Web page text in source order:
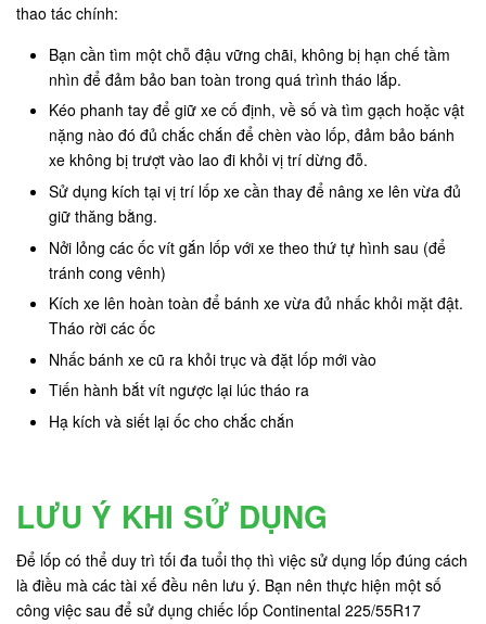
thao tác chính:
Bạn cần tìm một chỗ đậu vững chãi, không bị hạn chế tầm
nhìn để đảm bảo ban toàn trong quá trình tháo lắp.
Kéo phanh tay để giữ xe cố định, về số và tìm gạch hoặc vật
nặng nào đó đủ chắc chắn để chèn vào lốp, đảm bảo bánh
xe không bị trượt vào lao đi khỏi vị trí dừng đỗ.
Sử dụng kích tại vị trí lốp xe cần thay để nâng xe lên vừa đủ
giữ thăng bằng.
Nởi lỏng các ốc vít gắn lốp với xe theo thứ tự hình sau (để
tránh cong vênh)
Kích xe lên hoàn toàn để bánh xe vừa đủ nhấc khỏi mặt đật.
Tháo rời các ốc
Nhấc bánh xe cũ ra khỏi trục và đặt lốp mới vào
Tiến hành bắt vít ngược lại lúc tháo ra
Hạ kích và siết lại ốc cho chắc chắn
LƯU Ý KHI SỬ DỤNG
Để lốp có thể duy trì tối đa tuổi thọ thì việc sử dụng lốp đúng cách
là điều mà các tài xế đều nên lưu ý. Bạn nên thực hiện một số
công việc sau để sử dụng chiếc lốp Continental 225/55R17